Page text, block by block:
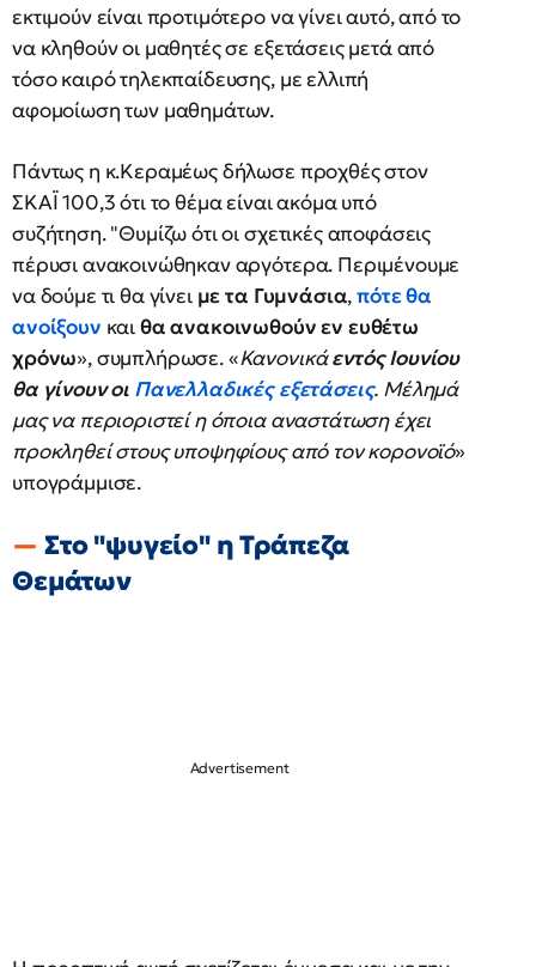
εκτιμούν είναι προτιμότερο να γίνει αυτό, από το
να κληθούν οι μαθητές σε εξετάσεις μετά από
τόσο καιρό τηλεκπαίδευσης, με ελλιπή
αφομοίωση των μαθημάτων.
Πάντως η κ.Κεραμέως δήλωσε προχθές στον
ΣΚΑΪ 100,3 ότι το θέμα είναι ακόμα υπό
συζήτηση. "Θυμίζω ότι οι σχετικές αποφάσεις
πέρυσι ανακοινώθηκαν αργότερα. Περιμένουμε
να δούμε τι θα γίνει με τα Γυμνάσια,πότε θα
ανοίξουν καιθα ανακοινωθούν εν ευθέτω
χρόνω», συμπλήρωσε. «Κανονικάεντός Ιουνίου
θα γίνουν οι Πανελλαδικές εξετάσεις. Μέλημά
μας να περιοριστεί η όποια αναστάτωση έχει
προκληθεί στους υποψηφίους από τον κορονοϊό»
υπογράμμισε.
Στο "ψυγείο" η Τράπεζα
Θεμάτων